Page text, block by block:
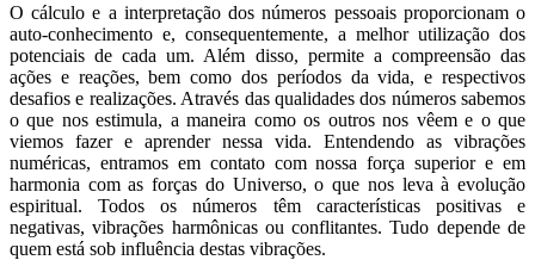
O cálculo e a interpretação dos números pessoais proporcionam o
auto-conhecimento e, consequentemente, a melhor utilização dos
potenciais de cada um. Além disso, permite a compreensão das
ações e reações, bem como dos períodos da vida, e respectivos
desafios e realizações. Através das qualidades dos números sabemos
o que nos estimula, a maneira como os outros nos vêem e o que
viemos fazer e aprender nessa vida. Entendendo as vibrações
numéricas, entramos em contato com nossa força superior e em
harmonia com as forças do Universo, o que nos leva à evolução
espiritual. Todos os números têm características positivas e
negativas, vibrações harmônicas ou conflitantes. Tudo depende de
quem está sob influência destas vibrações.